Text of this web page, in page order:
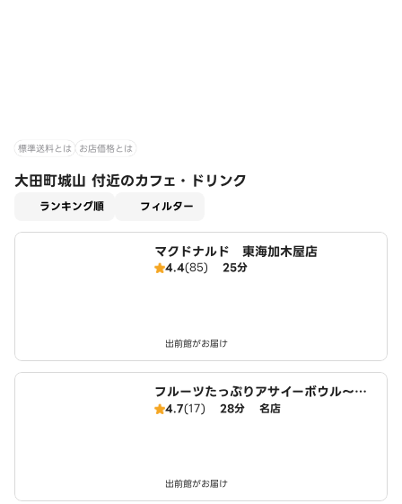
標準送料とは お店価格とは
大田町城山 付近のカフェ・ドリンク
ランキング順 フィルター
マクドナルド 東海加木屋店
4.4(85) 25分
出前館がお届け
フルーツたっぷりアサイーボウル～ワ
イキキ・ボウルズ 東海店
4.7(17) 28分 名店
出前館がお届け